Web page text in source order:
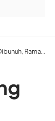
Kutuk Israel